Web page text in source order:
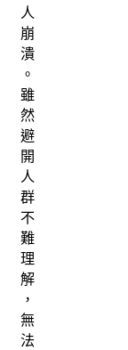
人
崩
潰
。
雖
然
避
開
人
群
不
難
理
解
，
無
法